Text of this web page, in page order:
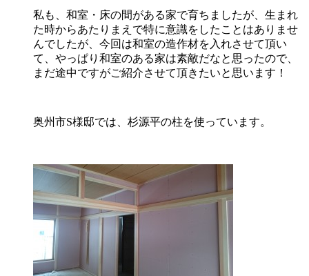
私も、和室・床の間がある家で育ちましたが、生まれ
た時からあたりまえで特に意識をしたことはありませ
んでしたが、今回は和室の造作材を入れさせて頂い
て、やっぱり和室のある家は素敵だなと思ったので、
まだ途中ですがご紹介させて頂きたいと思います！
奥州市S様邸では、杉源平の柱を使っています。